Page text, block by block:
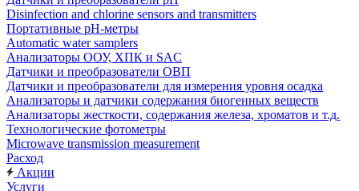
Disinfection and chlorine sensors and transmitters
Портативные pH-метры
Automatic water samplers
Анализаторы ООУ, ХПК и SAC
Датчики и преобразователи ОВП
Датчики и преобразователи для измерения уровня осадка
Анализаторы и датчики содержания биогенных веществ
Анализаторы жесткости, содержания железа, хроматов и т.д.
Технологические фотометры
Microwave transmission measurement
Расход
Акции
Услуги